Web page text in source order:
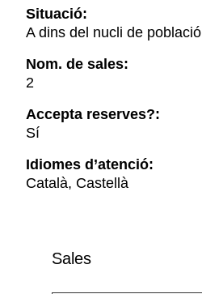
Situació:
A dins del nucli de població
Nom. de sales:
2
Accepta reserves?:
Sí
Idiomes d’atenció:
Català, Castellà
Sales